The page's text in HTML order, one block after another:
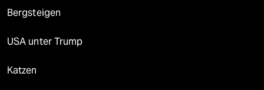
Bergsteigen
USA unter Trump
Katzen